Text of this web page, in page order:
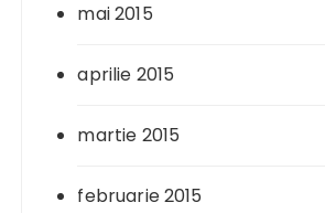
mai 2015
aprilie 2015
martie 2015
februarie 2015